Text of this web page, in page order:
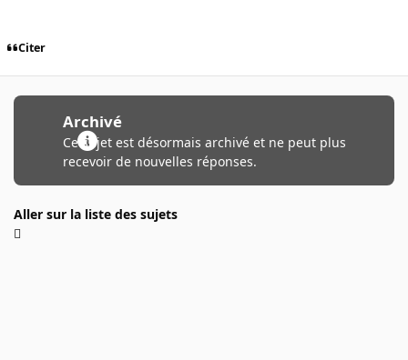
Citer
Archivé
Ce sujet est désormais archivé et ne peut plus
recevoir de nouvelles réponses.
Aller sur la liste des sujets